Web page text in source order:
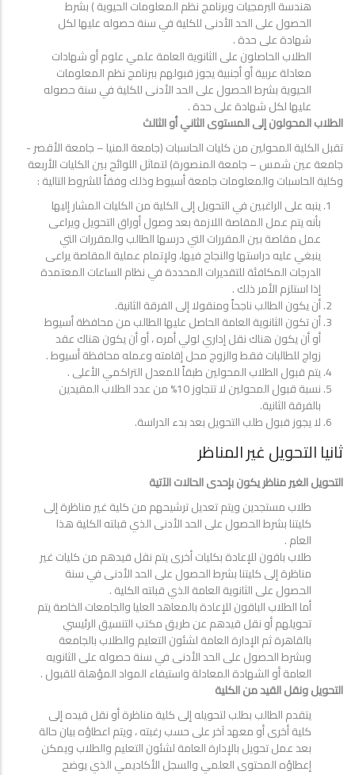
هندسة البرمجيات وبرنامج نظم المعلومات الحيوية ) بشرط
الحصول على الحد الأدنى للكلية في سنة حصوله عليها لكل
شهادة على حدة .
الطلاب الحاصلون على الثانوية العامة علمي علوم أو شهادات
معادلة عربية أو أجنبية يجوز قبولهم ببرنامج نظم المعلومات
الحيوية بشرط الحصول على الحد الأدنى للكلية في سنة حصوله
عليها لكل شهادة على حدة .
الطلاب المحولون إلى المستوى الثاني أو الثالث
تقبل الكلية المحولين من كليات الحاسبات (جامعة المنيا – جامعة الأقصر -
جامعة عين شمس – جامعة المنصورة) لتماثل اللوائح بين الكليات الأربعة
وكلية الحاسبات والمعلومات جامعة أسيوط وذلك وفقاً للشروط التالية :
ينبه على الراغبين في التحويل إلى الكلية من الكليات المشار إليها
بأنه يتم عمل المقاصة اللازمة بعد وصول أوراق التحويل ويراعى
عمل مقاصة بين المقررات التي درسها الطالب والمقررات التي
ينبغي عليه دراستها والنجاح فيها، ولإتمام عملية المقاصة يراعى
الدرجات المكافئة للتقديرات المحددة في نظام الساعات المعتمدة
إذا استلزم الأمر ذلك .
أن يكون الطالب ناجحاً ومنقولا إلى الفرقة الثانية.
أن تكون الثانوية العامة الحاصل عليها الطالب من محافظة أسيوط
أو أن يكون هناك نقل إداري لولي أمره ، أو أن يكون هناك عقد
زواج للطالبات فقط والزوج محل إقامته وعمله محافظة أسيوط .
يتم قبول الطلاب المحولين طبقاً للمعدل التراكمي الأعلى .
نسبة قبول المحولين لا تتجاوز 10% من عدد الطلاب المقيدين
بالفرقة الثانية.
لا يجوز قبول طلب التحويل بعد بدء الدراسة.
ثانيا التحويل غير المناظر
التحويل الغير مناظر يكون بإحدى الحالات الآتية
طلاب مستجدين ويتم تعديل ترشيحهم من كلية غير مناظرة إلى
كليتنا بشرط الحصول على الحد الأدنى الذي قبلته الكلية هذا
العام .
طلاب باقون للإعادة بكليات أخرى يتم نقل قيدهم من كليات غير
مناظرة إلى كليتنا بشرط الحصول على الحد الأدنى في سنة
الحصول على الثانوية العامة الذي قبلته الكلية .
أما الطلاب الباقون للإعادة بالمعاهد العليا والجامعات الخاصة يتم
تحويلهم أو نقل قيدهم عن طريق مكتب التنسيق الرئيسي
بالقاهرة ثم الإدارة العامة لشئون التعليم والطلاب بالجامعة
وبشرط الحصول على الحد الأدنى في سنة حصوله على الثانويه
العامة أو الشهادة المعادلة واستيفاء المواد المؤهلة للقبول .
التحويل ونقل القيد من الكلية
يتقدم الطالب بطلب لتحويله إلى كلية مناظرة أو نقل قيده إلى
كلية أخرى أو معهد آخر على حسب رغبته ، ويتم اعطاؤه بيان حالة
بعد عمل تحويل بالإدارة العامة لشئون التعليم والطلاب ويمكن
إعطاؤه المحتوى العلمي والسجل الأكاديمي الذي يوضح